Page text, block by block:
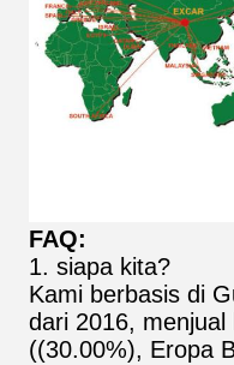
FAQ:
1. siapa kita?
Kami berbasis di
dari 2016, menjual
((30.00%), Eropa